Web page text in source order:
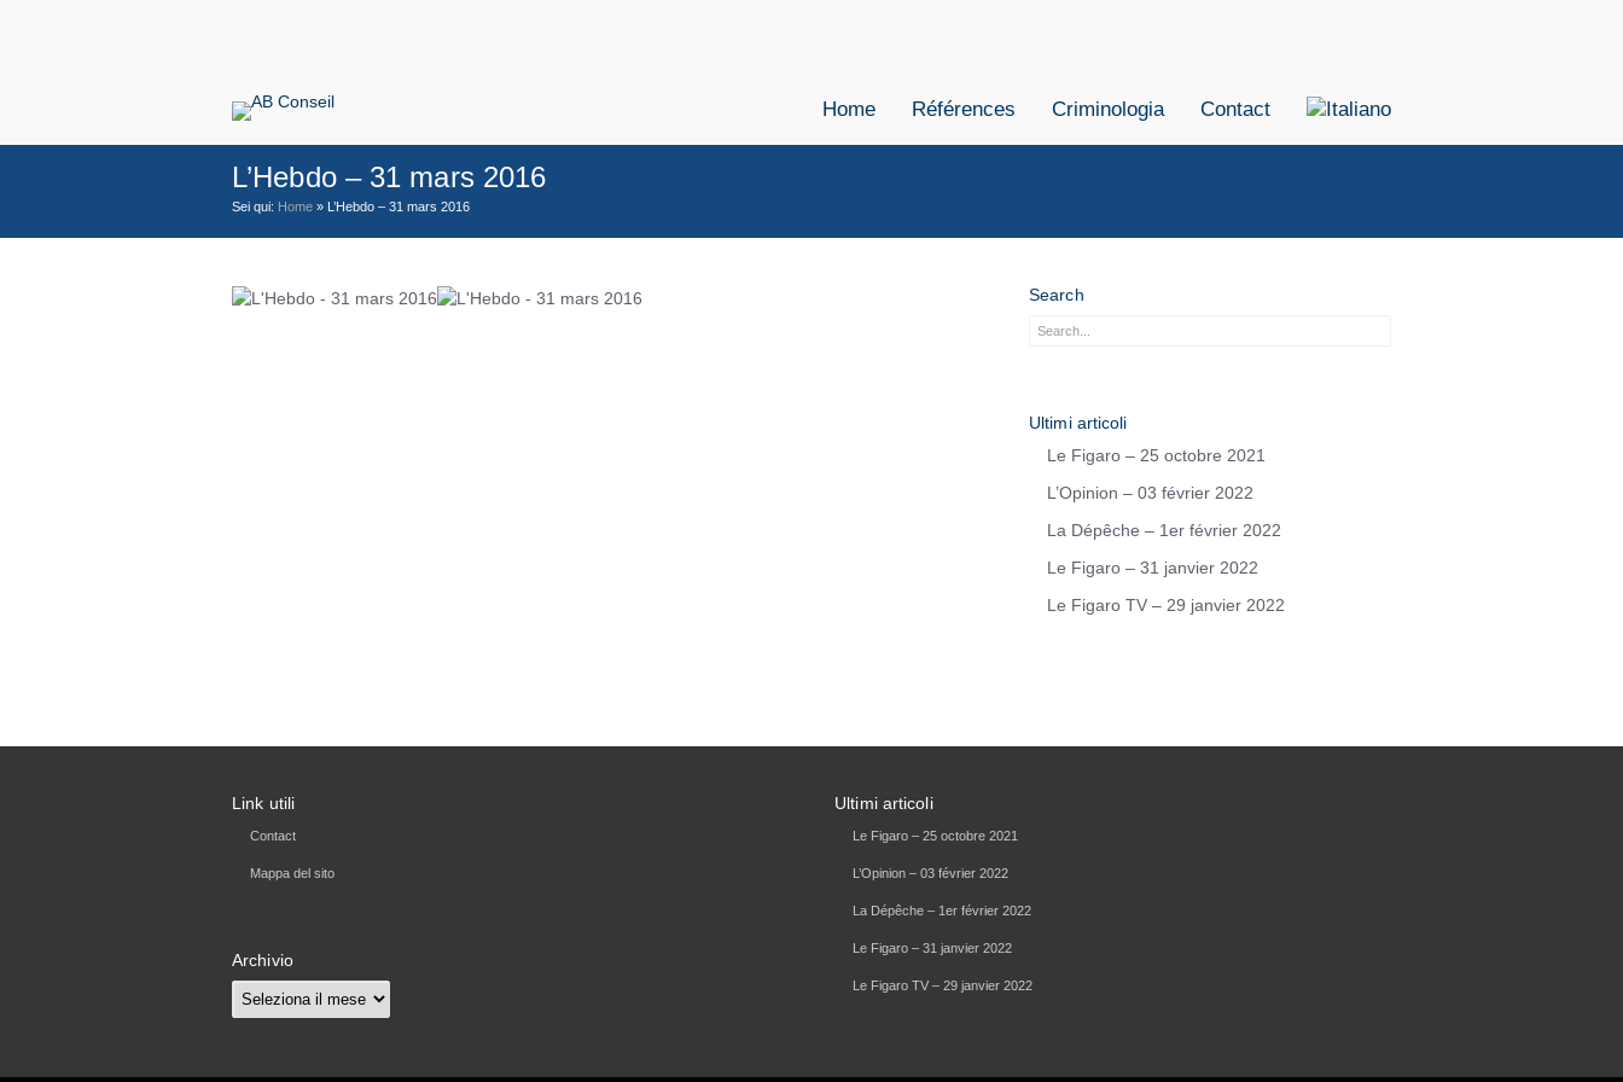
Home Références Criminologia Contact
L’Hebdo – 31 mars 2016
Sei qui: Home » L’Hebdo – 31 mars 2016
Search
Ultimi articoli
Le Figaro – 25 octobre 2021
L’Opinion – 03 février 2022
La Dépêche – 1er février 2022
Le Figaro – 31 janvier 2022
Le Figaro TV – 29 janvier 2022
Link utili
Contact
Mappa del sito
Archivio
Archivio
Ultimi articoli
Le Figaro – 25 octobre 2021
L’Opinion – 03 février 2022
La Dépêche – 1er février 2022
Le Figaro – 31 janvier 2022
Le Figaro TV – 29 janvier 2022